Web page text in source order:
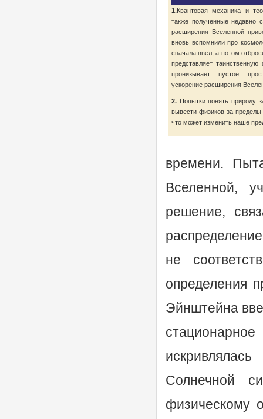
1.Квантовая механика и
также полученные недавно
расширения Вселенной
вновь вспомнили про
сначала ввел, а потом
представляет
пронизывает пустое
ускорение расширения
2. Попытки понять природу
вывести физиков за
что может изменить наше
времени.
Вселенной,
решение,
не
определения
Эйнштейна
Солнечной
физическому